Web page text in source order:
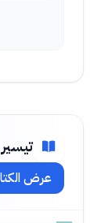
عرض